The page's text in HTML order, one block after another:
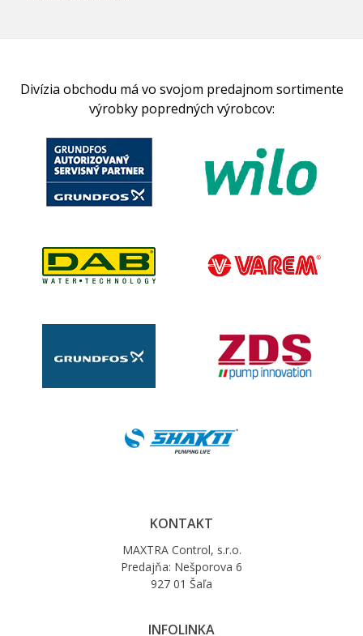
Divízia obchodu má vo svojom predajnom sortimente
výrobky popredných výrobcov:
KONTAKT
MAXTRA Control, s.r.o.
Predajňa: Nešporova 6
927 01 Šaľa
INFOLINKA